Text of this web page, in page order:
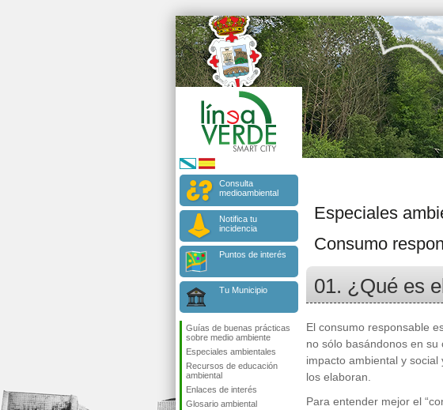
Consulta
medioambiental
Notifica tu
incidencia
Puntos de interés
Tu Municipio
Guías de buenas prácticas
sobre medio ambiente
Especiales ambientales
Recursos de educación
ambiental
Enlaces de interés
Glosario ambiental
Especiales
Consumo
01. ¿Qué es
El consumo responsable
no sólo basándonos en
impacto ambiental y
los elaboran.
Para entender mejor el